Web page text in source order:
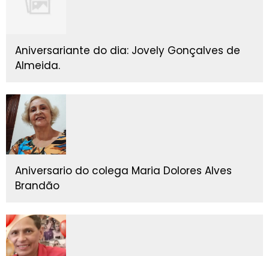
Aniversariante do dia: Jovely Gonçalves de
Almeida.
Aniversario do colega Maria Dolores Alves
Brandão